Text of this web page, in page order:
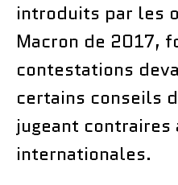
introduits par les
Macron de 2017,
contestations
certains conseils
jugeant contraires
internationales.